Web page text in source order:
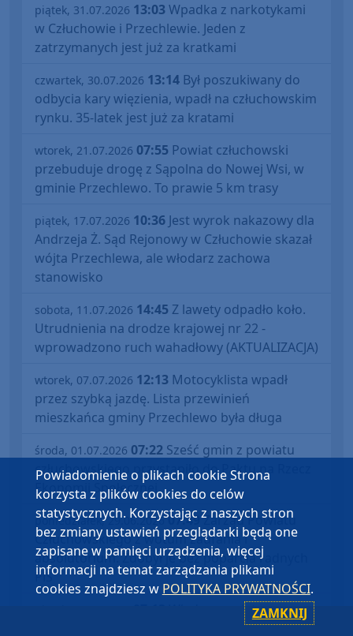
piątek, 31.07.2026 13:03Wpadka z narkotykami
w Człuchowie i Przechlewie. Jeden z
zatrzymanych jest już za kratkami
czwartek, 30.07.2026 13:14 Był poszukiwany do
odbycia kary więzienia, wpadł na człuchowskim
rynku. 35-latek jest już za kratami
wtorek, 21.07.2026 07:55 Powiat człuchowski
przebuduje drogę z Sąpolna do Nowej Wsi, w
gminie Przechlewo. To prawie 5 km trasy
piątek, 17.07.2026 10:36 Jest wyrok nakazowy dla
Andrzeja Ż. Sąd Rejonowy w Człuchowie skazał
wójta Przechlewa, ale włodarz zachowa
stanowisko
sobota, 11.07.2026 14:45 Z lawety odpadło koło.
Utrudnienia na drodze krajowej nr 22 -
wprowadzono ruch wahadłowy (AKTUALIZACJA)
wtorek, 07.07.2026 12:13 Motocyklista wpadł
przez szybką jazdę. Lista przewinień
mieszkańca gminy Przechlewo była długa
środa, 01.07.2026 07:22 Sześć gmin z powiatu
człuchowskiego przystąpiło do Paktu na Rzecz
Ekonomii Społecznej
poniedziałek, 29.06.2026 07:49 Zarząd Powiatu
Człuchowskiego z wotum zaufania i
absolutorium. Zdobył je bez poparcia radnych
PiS
Władze powiatu
człuchowskiego odwołają się od kary za
Powiadomienie o plikach cookie Strona
korzysta z plików cookies do celów
statystycznych. Korzystając z naszych stron
bez zmiany ustawień przeglądarki będą one
zapisane w pamięci urządzenia, więcej
informacji na temat zarządzania plikami
cookies znajdziesz w POLITYKA PRYWATNOŚCI.
ZAMKNIJ